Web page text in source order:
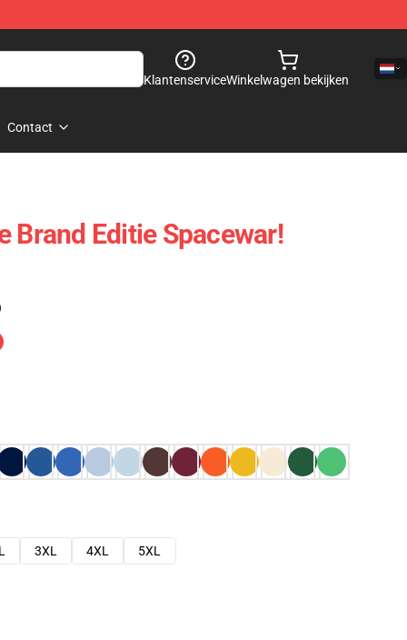
KlantenserviceWinkelwagen bekijken
Contact
Brand Editie Spacewar!
3XL 4XL
5XL